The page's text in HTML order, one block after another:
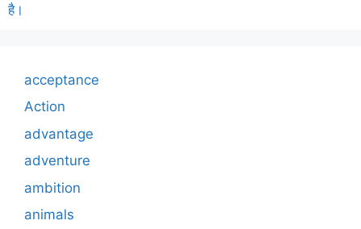
है।
acceptance
Action
advantage
adventure
ambition
animals